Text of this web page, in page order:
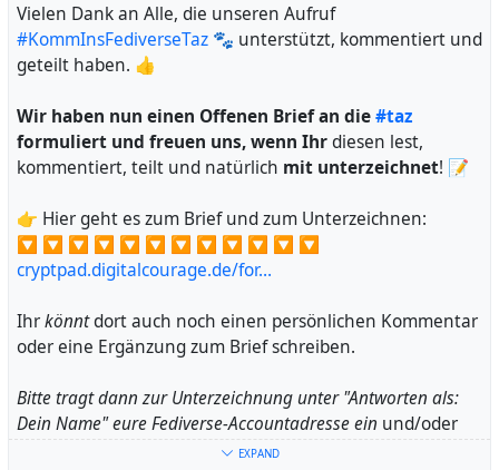
Vielen Dank an Alle, die unseren Aufruf
#KommInsFediverseTaz 🐾 unterstützt, kommentiert und
geteilt haben. 👍
Wir haben nun einen Offenen Brief an die#taz
formuliert und freuen uns, wenn Ihrdiesen lest,
kommentiert, teilt und natürlich mit unterzeichnet! 📝
👉 Hier geht es zum Brief und zum Unterzeichnen:
🔽 🔽 🔽 🔽 🔽 🔽 🔽 🔽 🔽 🔽 🔽 🔽
cryptpad.digitalcourage.de/for…
Ihrkönntdort auch noch einen persönlichen Kommentar
oder eine Ergänzung zum Brief schreiben.
Bitte tragt dann zur Unterzeichnung unter "Antworten als:
Dein Name" eure Fediverse-Accountadresse ein und/oder
gerne auch Klarnamen, andere
EXPAND